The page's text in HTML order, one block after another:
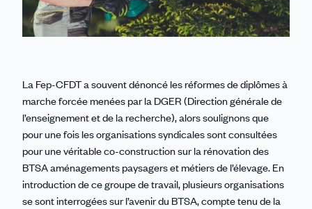
La Fep-CFDT a souvent dénoncé les réformes de diplômes à
marche forcée menées par la DGER (Direction générale de
l’enseignement et de la recherche), alors soulignons que
pour une fois les organisations syndicales sont consultées
pour une véritable co-construction sur la rénovation des
BTSA aménagements paysagers et métiers de l’élevage. En
introduction de ce groupe de travail, plusieurs organisations
se sont interrogées sur l’avenir du BTSA, compte tenu de la